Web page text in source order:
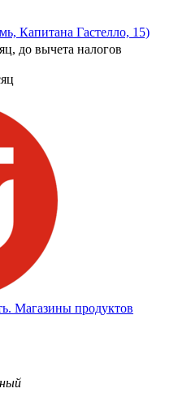
Капитана Гастелло, 15)
до вычета налогов
Магазины продуктов